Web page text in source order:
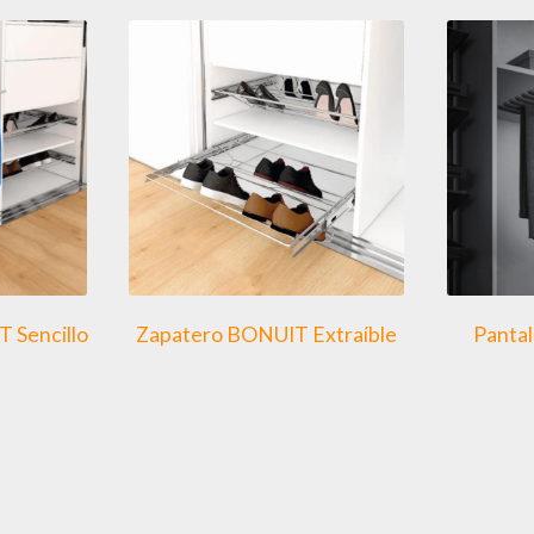
Sencillo Zapatero BONUIT Extraíble